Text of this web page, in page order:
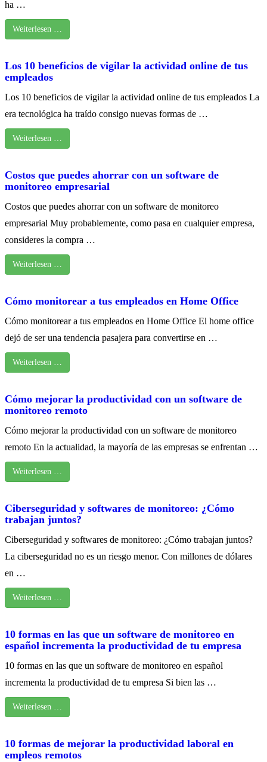
ha …
Weiterlesen …
Los 10 beneficios de vigilar la actividad online de tus
empleados
Los 10 beneficios de vigilar la actividad online de tus empleados La
era tecnológica ha traído consigo nuevas formas de …
Weiterlesen …
Costos que puedes ahorrar con un software de
monitoreo empresarial
Costos que puedes ahorrar con un software de monitoreo
empresarial Muy probablemente, como pasa en cualquier empresa,
consideres la compra …
Weiterlesen …
Cómo monitorear a tus empleados en Home Office
Cómo monitorear a tus empleados en Home Office El home office
dejó de ser una tendencia pasajera para convertirse en …
Weiterlesen …
Cómo mejorar la productividad con un software de
monitoreo remoto
Cómo mejorar la productividad con un software de monitoreo
remoto En la actualidad, la mayoría de las empresas se enfrentan …
Weiterlesen …
Ciberseguridad y softwares de monitoreo: ¿Cómo
trabajan juntos?
Ciberseguridad y softwares de monitoreo: ¿Cómo trabajan juntos?
La ciberseguridad no es un riesgo menor. Con millones de dólares
en …
Weiterlesen …
10 formas en las que un software de monitoreo en
español incrementa la productividad de tu empresa
10 formas en las que un software de monitoreo en español
incrementa la productividad de tu empresa Si bien las …
Weiterlesen …
10 formas de mejorar la productividad laboral en
empleos remotos